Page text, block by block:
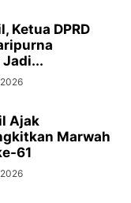
Ketua DPRD
Ajak
Marwah
61